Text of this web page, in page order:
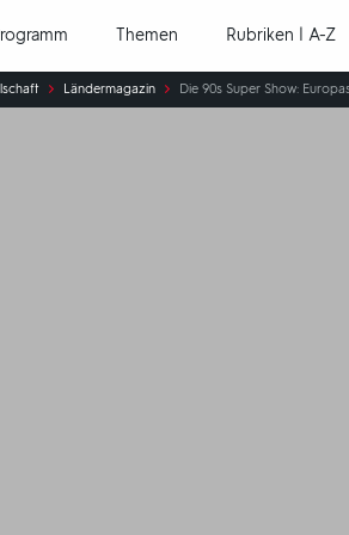
Themen Rubriken | A-Z
Ländermagazin Die 90s Super Show: